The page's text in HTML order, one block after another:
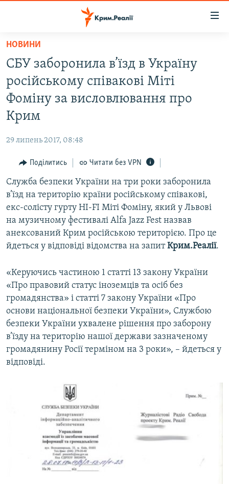
Перейти
основного
матеріалу
Перейти
до
основної
Перейти
пошуку
ВІДЕО ТА ФОТО
ПОЛІТИКА
ІНТЕРВ'Ю
ВСЕ ЗА ДЕНЬ
СПЕЦПРОЕКТИ
ДЕПОРТАЦІЯ
ВІДЕОУРОКИ «ELIFBE»
УКРАЇНСЬКА ПРОБЛЕМА КРИМУ
ІНФОГРАФІКА
ЯК ОБІЙТИ БЛОКУВАННЯ
Русский
Усі сайти RFE/RL
НОВИНИ
СБУ заборонила в’їзд в Україну
російському співакові Міті
Фоміну за висловлювання про
Крим
29 липень 2017, 08:48
Поділитись Читати без VPN
Служба безпеки України на три роки заборонила
в’їзд на територію країни російському співакові,
екс-солісту гурту HI-FI Міті Фоміну, який у Львові
на музичному фестивалі Alfa Jazz Fest назвав
анексований Крим російською територією. Про це
йдеться у відповіді відомства на запитКрим.Реалії.
«Керуючись частиною 1 статті 13 закону України
«Про правовий статус іноземців та осіб без
громадянства» і статті 7 закону України «Про
основи національної безпеки України», Службою
безпеки України ухвалене рішення про заборону
в’їзду на територію нашої держави зазначеному
громадянину Росії терміном на 3 роки», – йдеться у
відповіді.